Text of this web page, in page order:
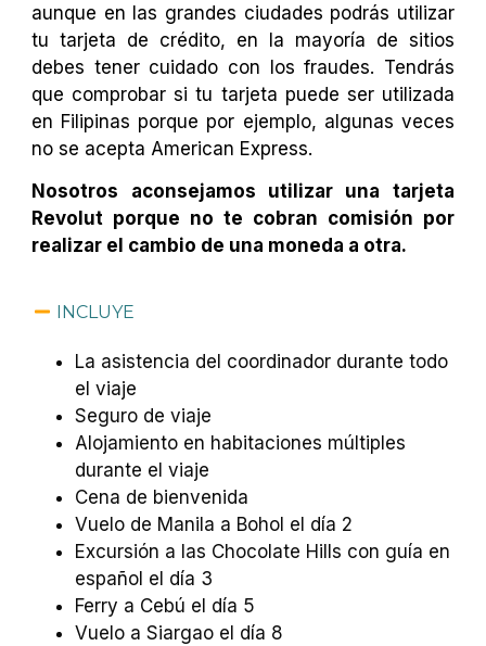
aunque en las grandes ciudades podrás utilizar
tu tarjeta de crédito, en la mayoría de sitios
debes tener cuidado con los fraudes. Tendrás
que comprobar si tu tarjeta puede ser utilizada
en Filipinas porque por ejemplo, algunas veces
no se acepta American Express.
Nosotros aconsejamos utilizar una tarjeta
Revolut porque no te cobran comisión por
realizar el cambio de una moneda a otra.
INCLUYE
La asistencia del coordinador durante todo
el viaje
Seguro de viaje
Alojamiento en habitaciones múltiples
durante el viaje
Cena de bienvenida
Vuelo de Manila a Bohol el día 2
Excursión a las Chocolate Hills con guía en
español el día 3
Ferry a Cebú el día 5
Vuelo a Siargao el día 8